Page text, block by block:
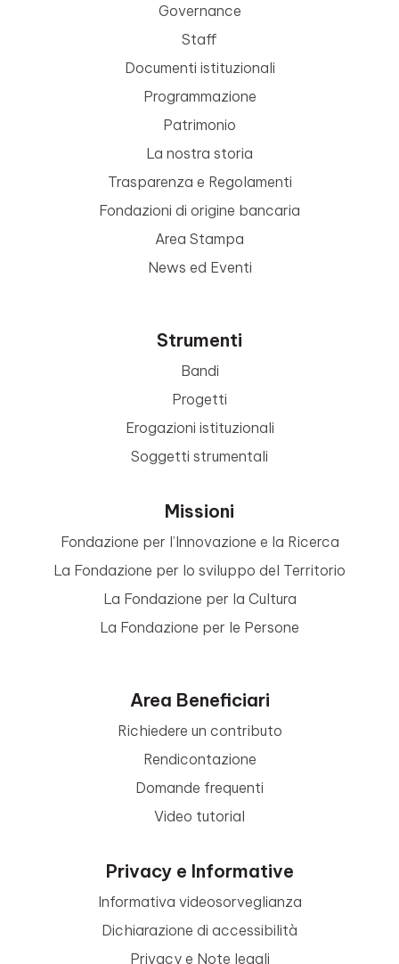
Governance
Staff
Documenti istituzionali
Programmazione
Patrimonio
La nostra storia
Trasparenza e Regolamenti
Fondazioni di origine bancaria
Area Stampa
News ed Eventi
Strumenti
Bandi
Progetti
Erogazioni istituzionali
Soggetti strumentali
Missioni
Fondazione per l’Innovazione e la Ricerca
La Fondazione per lo sviluppo del Territorio
La Fondazione per la Cultura
La Fondazione per le Persone
Area Beneficiari
Richiedere un contributo
Rendicontazione
Domande frequenti
Video tutorial
Privacy e Informative
Informativa videosorveglianza
Dichiarazione di accessibilità
Privacy e Note legali